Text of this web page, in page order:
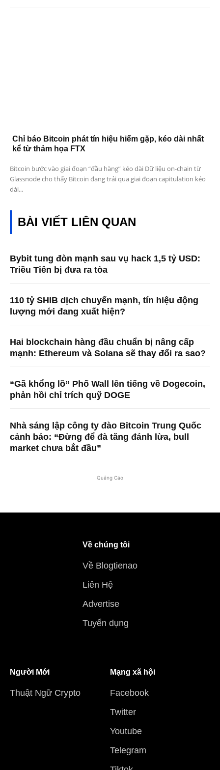
Chỉ báo Bitcoin phát tín hiệu hiếm gặp, kéo dài nhất
kể từ thảm họa FTX
Bitcoin bước vào giai đoạn “đầu hàng” kéo dài Dữ liệu on-chain từ
Glassnode cho thấy Bitcoin đang trải qua giai đoạn capitulation kéo
dài...
BÀI VIẾT LIÊN QUAN
Bybit tung đòn mạnh sau vụ hack 1,5 tỷ USD:
Triều Tiên bị đưa ra tòa
110 tỷ SHIB dịch chuyển mạnh, tín hiệu động
lượng mới đang xuất hiện?
Hai blockchain hàng đầu chuẩn bị nâng cấp
mạnh: Ethereum và Solana sẽ thay đổi ra sao?
“Gã khổng lồ” Phố Wall lên tiếng về Dogecoin,
phản hồi chỉ trích quỹ DOGE
Nhà sáng lập công ty đào Bitcoin Trung Quốc
cảnh báo: “Đừng để đà tăng đánh lừa, bull
market chưa bắt đầu”
Quảng Cáo
Về chúng tôi
Về Blogtienao
Liên Hệ
Advertise
Tuyển dụng
Người Mới
Thuật Ngữ Crypto
Mạng xã hội
Facebook
Twitter
Youtube
Telegram